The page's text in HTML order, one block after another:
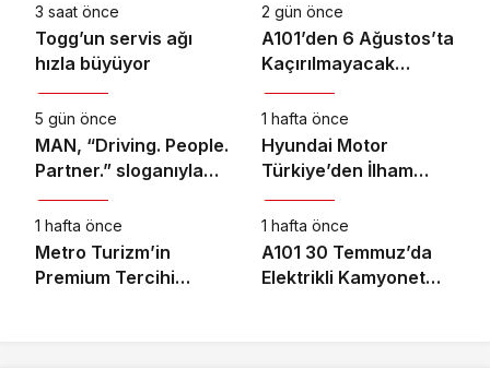
3 saat önce
Togg’un servis ağı
hızla büyüyor
2 gün önce
A101’den 6 Ağustos’ta
Kaçırılmayacak
Motosiklet Fırsatı
5 gün önce
MAN, “Driving. People.
Partner.” sloganıyla
Eylül ayındaki IAA
Transportation
2026’da
1 hafta önce
Hyundai Motor
Türkiye’den İlham
Veren Gençlik Kampı
1 hafta önce
Metro Turizm’in
Premium Tercihi
1 hafta önce
A101 30 Temmuz’da
Elektrikli Kamyonet